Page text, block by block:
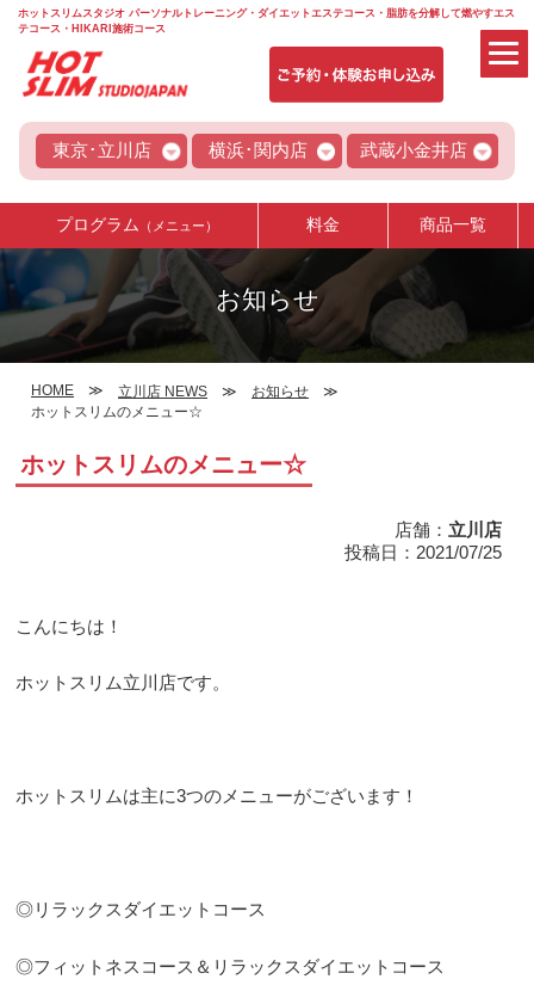
ホットスリムスタジオ パーソナルトレーニング・ダイエットエステコース・脂肪を分解して燃やすエス
テコース・HIKARI施術コース
東京･立川店 横浜･関内店 武蔵小金井店
プログラム （メニュー） 料金 商品一覧
お知らせ
HOME 立川店 NEWS
お知らせ
ホットスリムのメニュー☆
ホットスリムのメニュー☆
店舗： 立川店
投稿日：2021/07/25
こんにちは！
ホットスリム立川店です。
ホットスリムは主に3つのメニューがございます！
◎リラックスダイエットコース
◎フィットネスコース＆リラックスダイエットコース